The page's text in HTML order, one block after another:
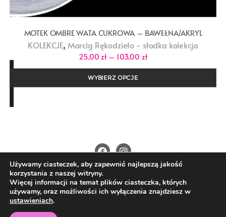
MOTEK OMBRE WATA CUKROWA – BAWEŁNA/AKRYL
KOLEKCJE, Marcig Rękodzieło - słodka kolekcja
25,00zł – 103,00 złZakres
od
do
WYBIERZ OPCJE
O Nas Kontakt Polityka prywatności
Regulamin
Wysyłka i płatności
Copyright ©2026 4nitki.pl . All rights reserved.
Powered by
Używamy ciasteczek, aby zapewnić najlepszą jakość
korzystania z naszej witryny.
Więcej informacji na temat plików ciasteczka, których
używamy, oraz możliwości ich wyłączenia znajdziesz w
ustawieniach.